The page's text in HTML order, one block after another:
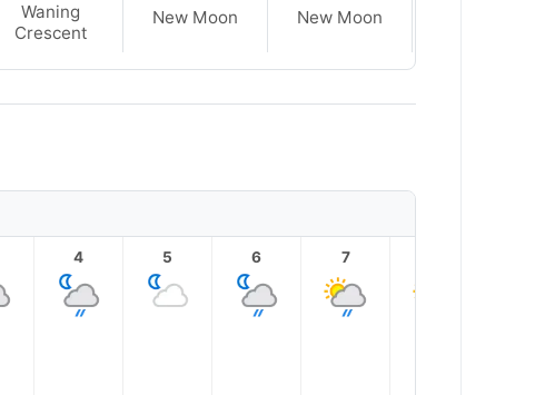
Waning
Crescent
New Moon New Moon
4 5 6 7